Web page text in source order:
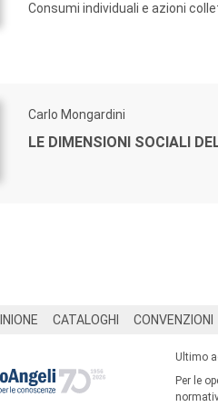
Consumi individuali e azioni
Carlo Mongardini
LE DIMENSIONI SOCIALI
CATALOGHI CONVENZIONI
Ultimo
Per le